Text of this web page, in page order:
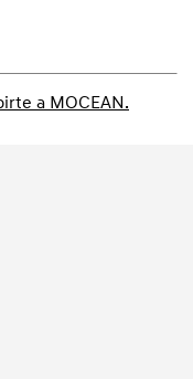
a MOCEAN.